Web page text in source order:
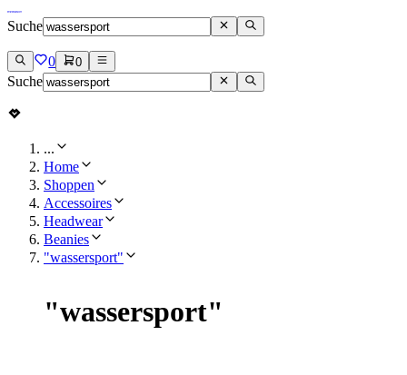
Suche
0 0
Suche
...
Home
Shoppen
Accessoires
Headwear
Beanies
"wassersport"
"wassersport"